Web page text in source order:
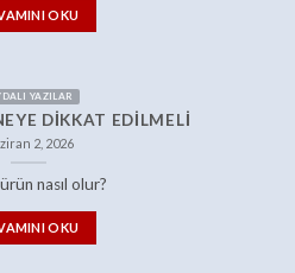
OKU
YAZILAR
DIKKAT EDILMELI
2, 2026
nasıl olur?
OKU